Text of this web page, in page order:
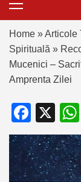
Home »Articole
Spirituală »
Mucenici –
Amprenta Zilei
X